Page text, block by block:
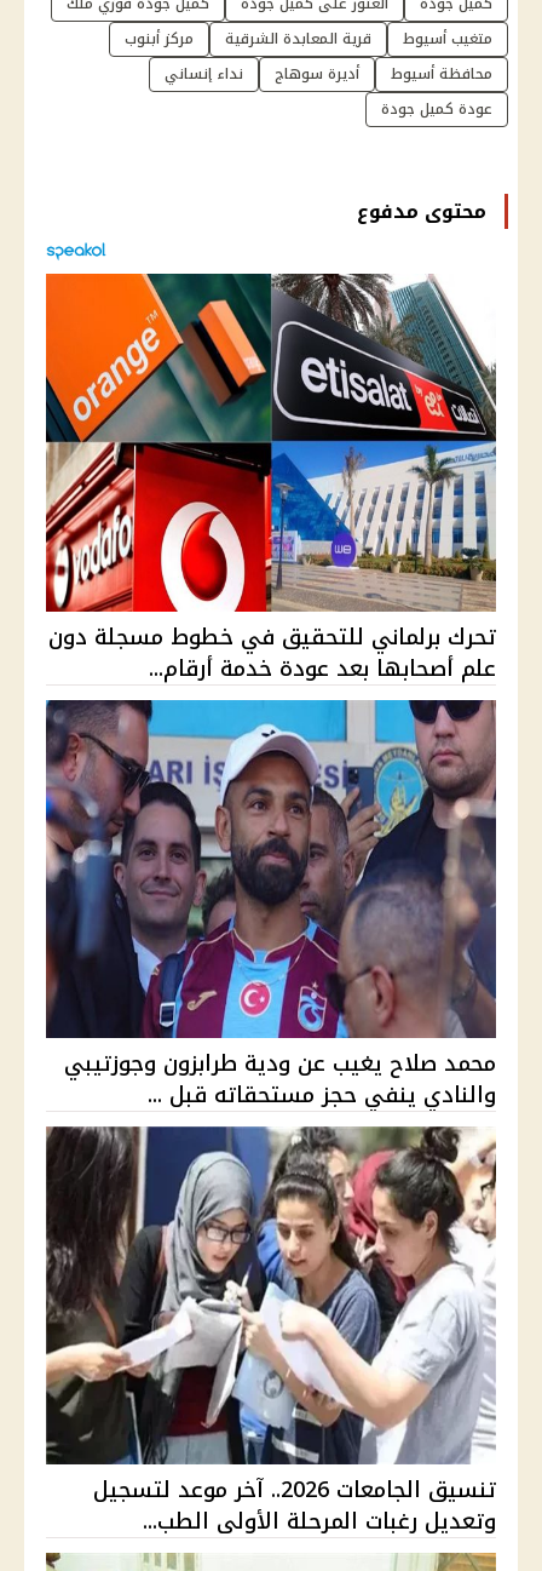
متغيب أسيوط
قرية المعابدة الشرقية
مركز أبنوب
محافظة أسيوط
أديرة سوهاج
نداء إنساني
عودة كميل جودة
محتوى مدفوع
تحرك برلماني للتحقيق في خطوط مسجلة دون
علم أصحابها بعد عودة خدمة أرقام...
محمد صلاح يغيب عن ودية طرابزون وجوزتيبي
والنادي ينفي حجز مستحقاته قبل ...
تنسيق الجامعات 2026.. آخر موعد لتسجيل
وتعديل رغبات المرحلة الأولى الطب...